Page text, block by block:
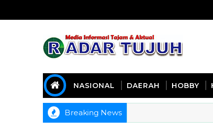
NASIONAL DAERAH HOBBY
Breaking News